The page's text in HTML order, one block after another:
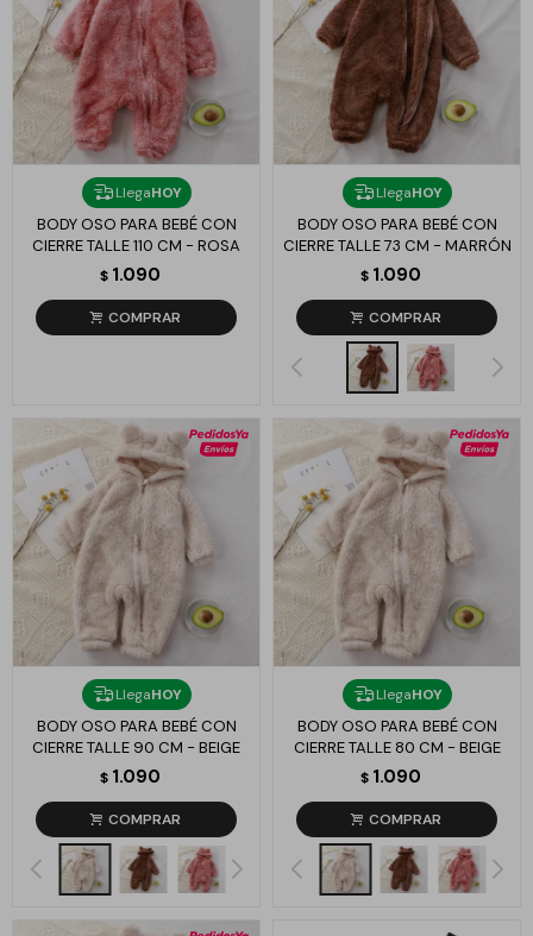
LlegaHOY
BODY OSO PARA BEBÉ CON
CIERRE TALLE 110 CM - ROSA
$ 1.090
LlegaHOY
BODY OSO PARA BEBÉ CON
CIERRE TALLE 73 CM - MARRÓN
$ 1.090
LlegaHOY
BODY OSO PARA BEBÉ CON
CIERRE TALLE 90 CM - BEIGE
$ 1.090
LlegaHOY
BODY OSO PARA BEBÉ CON
CIERRE TALLE 80 CM - BEIGE
$ 1.090